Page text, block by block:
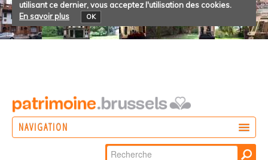
utilisant ce dernier, vous acceptez l'utilisation des cookies.
En savoir plus
OK
NAVIGATION
Chercher par